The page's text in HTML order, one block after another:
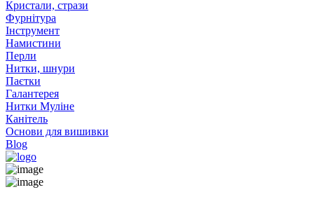
Кристали, стрази
Фурнітура
Інструмент
Намистини
Перли
Нитки, шнури
Паєтки
Галантерея
Нитки Муліне
Канітель
Основи для вишивки
Blog